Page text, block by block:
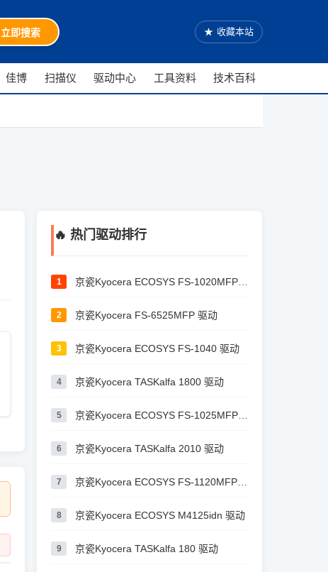
立即搜索 ★ 收藏本站
佳博 扫描仪 驱动中心 工具资料 技术百科
🔥 热门驱动排行
1
2 京瓷Kyocera FS-6525MFP 驱动
3 京瓷Kyocera ECOSYS FS-1040 驱动
4 京瓷Kyocera TASKalfa 1800 驱动
5
6 京瓷Kyocera TASKalfa 2010 驱动
7
8 京瓷Kyocera ECOSYS M4125idn 驱动
9 京瓷Kyocera TASKalfa 180 驱动